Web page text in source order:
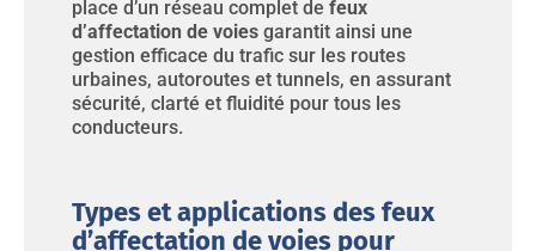
place d’un réseau complet de feux
d’affectation de voies garantit ainsi une
gestion efficace du trafic sur les routes
urbaines, autoroutes et tunnels, en assurant
sécurité, clarté et fluidité pour tous les
conducteurs.
Types et applications des feux
d’affectation de voies pour